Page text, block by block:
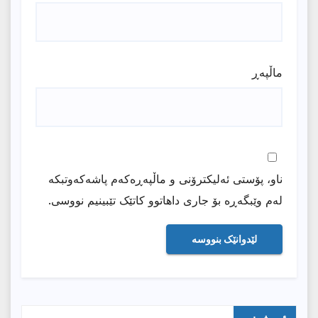
ماڵپه‌ڕ
ناو، پۆستی ئەلیکترۆنی و ماڵپەڕەکەم پاشەکەوتبکە
لەم وێبگەڕە بۆ جاری داهاتوو کاتێک تێبینیم نووسی.